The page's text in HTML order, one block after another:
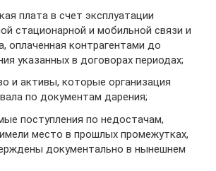
плата в счет эксплуатации
стационарной и мобильной связи и
оплаченная контрагентами до
указанных в договорах периодах;
и активы, которые организация
по документам дарения;
поступления по недостачам,
место в прошлых промежутках,
документально в нынешнем